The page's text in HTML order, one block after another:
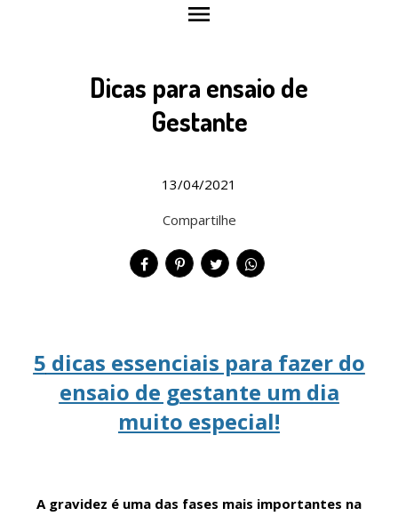
menu
Dicas para ensaio de
Gestante
13/04/2021
Compartilhe
5 dicas essenciais para fazer do
ensaio de gestante um dia
muito especial!
A gravidez é uma das fases mais importantes na